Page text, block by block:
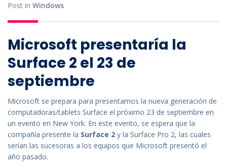
Post in Windows
Microsoft presentaría la
Surface 2 el 23 de
septiembre
Microsoft se prepara para presentarnos la nueva generación de
computadoras/tablets Surface el próximo 23 de septiembre en
un evento en New York. En este evento, se espera que la
compañía presente la Surface 2 y la Surface Pro 2, las cuales
serían las sucesoras a los equipos que Microsoft presentó el
año pasado.